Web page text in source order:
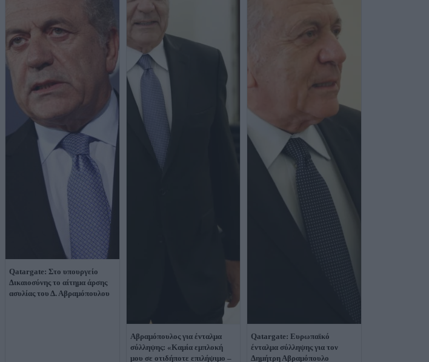
Qatargate: Στο υπουργείο
Δικαιοσύνης το αίτημα άρσης
ασυλίας του Δ. Αβραμόπουλου
Αβραμόπουλος για ένταλμα
σύλληψης: «Καμία εμπλοκή
μου σε οτιδήποτε επιλήψιμο –
Qatargate: Ευρωπαϊκό
ένταλμα σύλληψης για τον
Δημήτρη Αβραμόπουλο